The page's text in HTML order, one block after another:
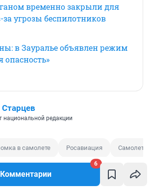
Комментарии
6
временно закрыли для
за угрозы беспилотников
в Зауралье объявлен режим
опасность»
национальной редакции
в самолете Росавиация Самолет